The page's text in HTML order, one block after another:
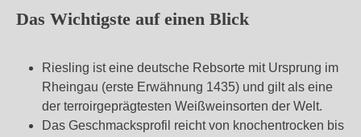
Das Wichtigste auf einen Blick
Riesling ist eine deutsche Rebsorte mit Ursprung im
Rheingau (erste Erwähnung 1435) und gilt als eine
der terroirgeprägtesten Weißweinsorten der Welt.
Das Geschmacksprofil reicht von knochentrocken bis